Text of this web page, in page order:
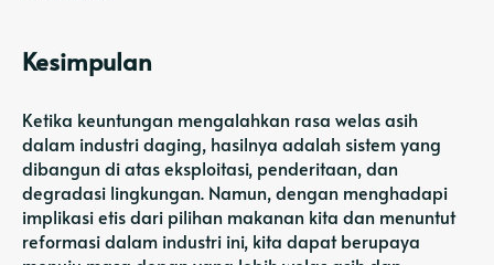
Kesimpulan
Ketika keuntungan mengalahkan rasa welas asih
dalam industri daging, hasilnya adalah sistem yang
dibangun di atas eksploitasi, penderitaan, dan
degradasi lingkungan. Namun, dengan menghadapi
implikasi etis dari pilihan makanan kita dan menuntut
reformasi dalam industri ini, kita dapat berupaya